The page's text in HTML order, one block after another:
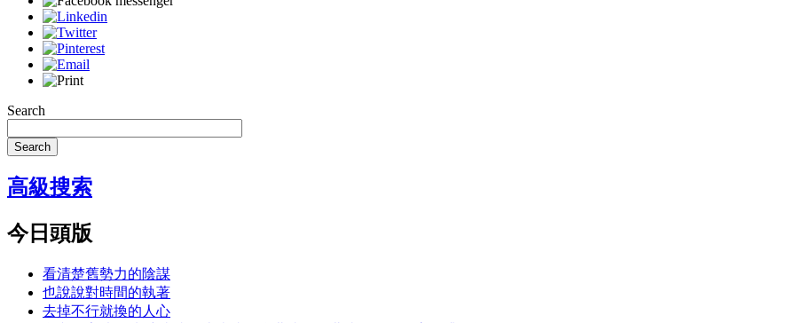
Search
Search
高級搜索
今日頭版
看清楚舊勢力的陰謀
也說說對時間的執著
去掉不行就換的人心